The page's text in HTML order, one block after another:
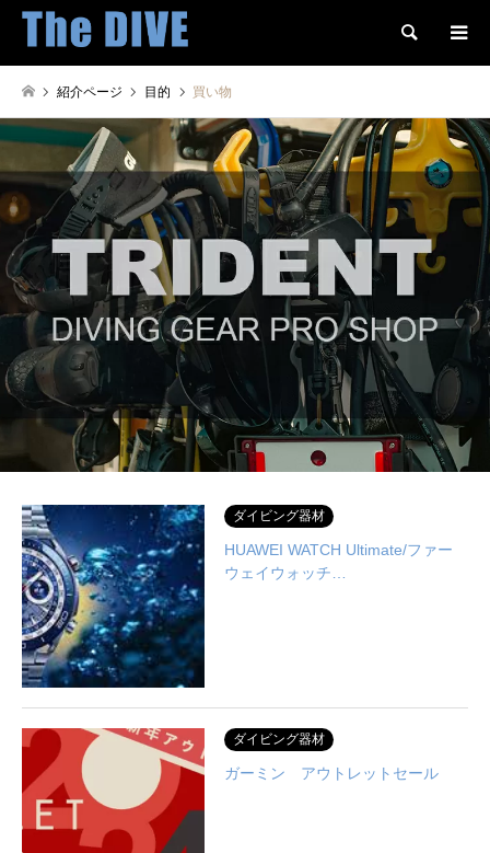
検索
紹介ページ 目的 買い物
ダイビング器材
HUAWEI WATCH Ultimate/ファー
ウェイウォッチ…
ダイビング器材
ガーミン アウトレットセール